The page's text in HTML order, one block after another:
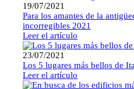
19/07/2021
Para los amantes de la
incorregibles 2021
Leer el artículo
23/07/2021
Los 5 lugares más bellos de
Leer el artículo